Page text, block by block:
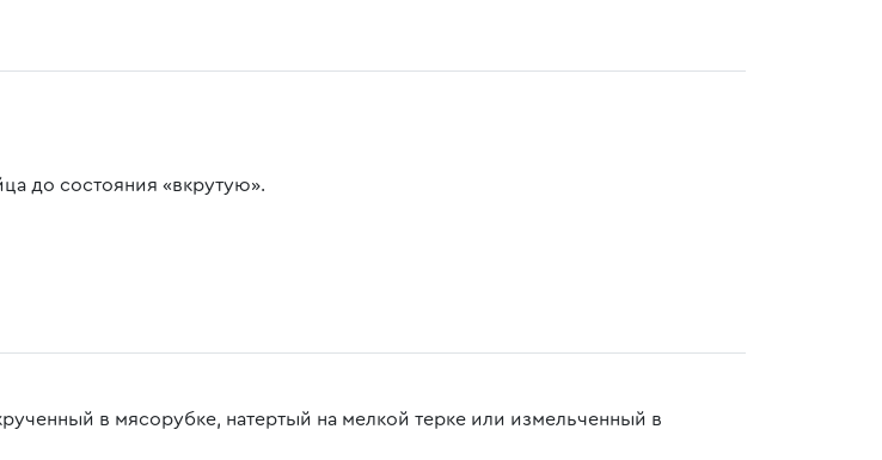
до состояния «вкрутую».
в мясорубке, натертый на мелкой терке или измельченный в